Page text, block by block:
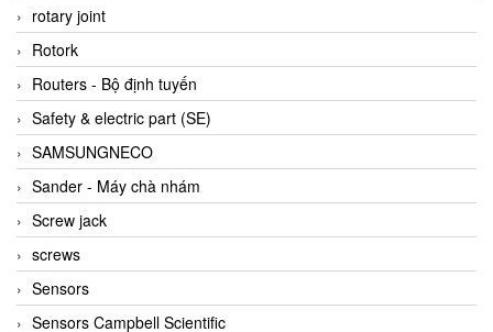
Brinkmann Pumpen
BRONKHORST
Brook Instrument
Brooks Instrument Vietnam
Buhler
BURLING INSTRUMENTS
Burster
BUSCHJOST
Calectro
Campbell Scientific
rotary joint
Rotork
Routers - Bộ định tuyến
Safety & electric part (SE)
SAMSUNGNECO
Sander - Máy chà nhám
Screw jack
screws
Sensors
Sensors Campbell Scientific